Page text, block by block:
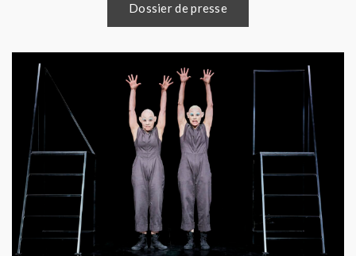
Dossier de presse